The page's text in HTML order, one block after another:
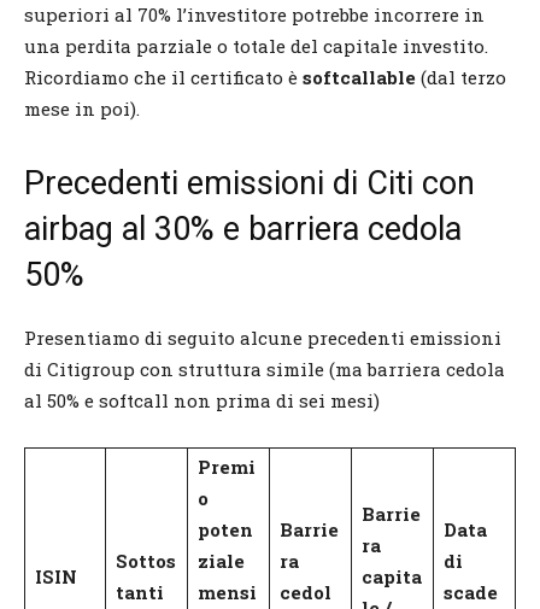
superiori al 70% l’investitore potrebbe incorrere in
una perdita parziale o totale del capitale investito.
Ricordiamo che il certificato è softcallable (dal terzo
mese in poi).
Precedenti emissioni di Citi con
airbag al 30% e barriera cedola
50%
Presentiamo di seguito alcune precedenti emissioni
di Citigroup con struttura simile (ma barriera cedola
al 50% e softcall non prima di sei mesi)
ISIN
Sottos
tanti
Premi
o
poten
ziale
mensi
Barrie
ra
cedol
Barrie
ra
capita
Data
di
scade